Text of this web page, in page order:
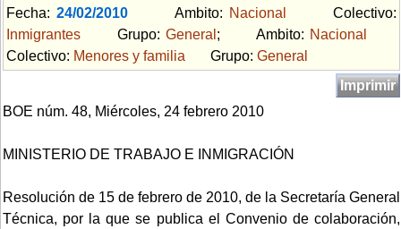
Fecha:24/02/2010 Ambito: Nacional
Colectivo:
Inmigrantes Grupo: General ; Ambito: Nacional
Colectivo: Menores y familia Grupo: General
Imprimir
BOE núm. 48, Miércoles, 24 febrero 2010
MINISTERIO DE TRABAJO E INMIGRACIÓN
Resolución de 15 de febrero de 2010, de la Secretaría General
Técnica, por la que se publica el Convenio de colaboración,